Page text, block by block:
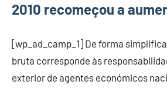
2010 recomeçou a
[wp_ad_camp_1] De forma
bruta corresponde às
exterior de agentes económicos